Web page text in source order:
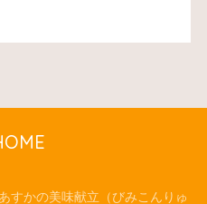
すかの美味献立（びみこんりゅ